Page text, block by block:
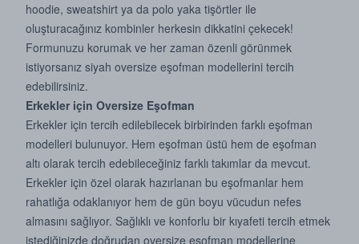
hoodie, sweatshirt ya da polo yaka tişörtler ile
oluşturacağınız kombinler herkesin dikkatini çekecek!
Formunuzu korumak ve her zaman özenli görünmek
istiyorsanız siyah oversize eşofman modellerini tercih
edebilirsiniz.
Erkekler için Oversize Eşofman
Erkekler için tercih edilebilecek birbirinden farklı eşofman
modelleri bulunuyor. Hem eşofman üstü hem de eşofman
altı olarak tercih edebileceğiniz farklı takımlar da mevcut.
Erkekler için özel olarak hazırlanan bu eşofmanlar hem
rahatlığa odaklanıyor hem de gün boyu vücudun nefes
almasını sağlıyor. Sağlıklı ve konforlu bir kıyafeti tercih etmek
istediğinizde doğrudan oversize eşofman modellerine